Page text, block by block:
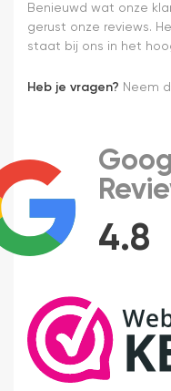
Benieuwd wat onze
gerust onze reviews.
staat bij ons in het
Heb je vragen? Neem
4.8